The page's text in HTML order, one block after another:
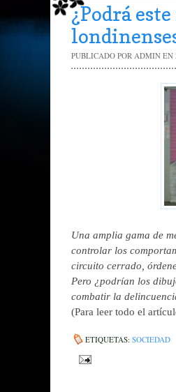
¿Podrá
PUBLICADO POR ADMIN EN
Una amplia gama de
controlar los
circuito cerrado,
Pero ¿podrían los
combatir la
(Para leer todo el
ETIQUETAS: SOCIEDAD